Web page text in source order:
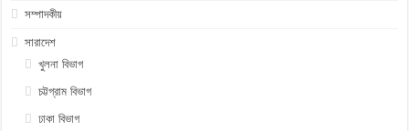
সম্পাদকীয়
সারাদেশ
খুলনা বিভাগ
চট্টগ্রাম বিভাগ
ঢাকা বিভাগ